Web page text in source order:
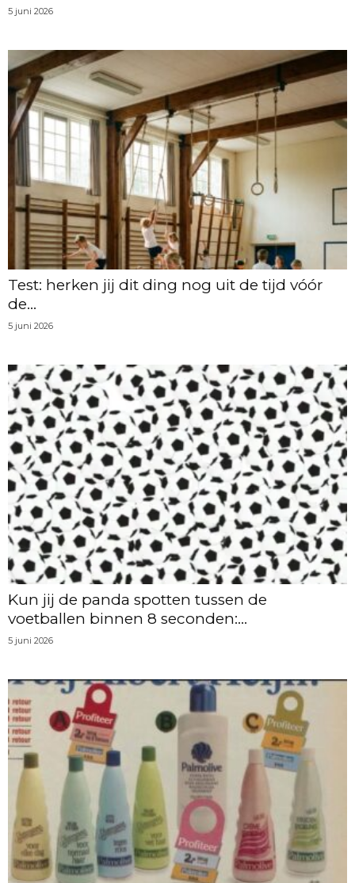
5 juni 2026
Test: herken jij dit ding nog uit de tijd vóór
de...
5 juni 2026
Kun jij de panda spotten tussen de
voetballen binnen 8 seconden:...
5 juni 2026